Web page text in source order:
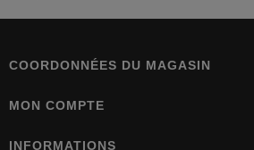
COORDONNÉES DU MAGASIN
MON COMPTE
INFORMATIONS